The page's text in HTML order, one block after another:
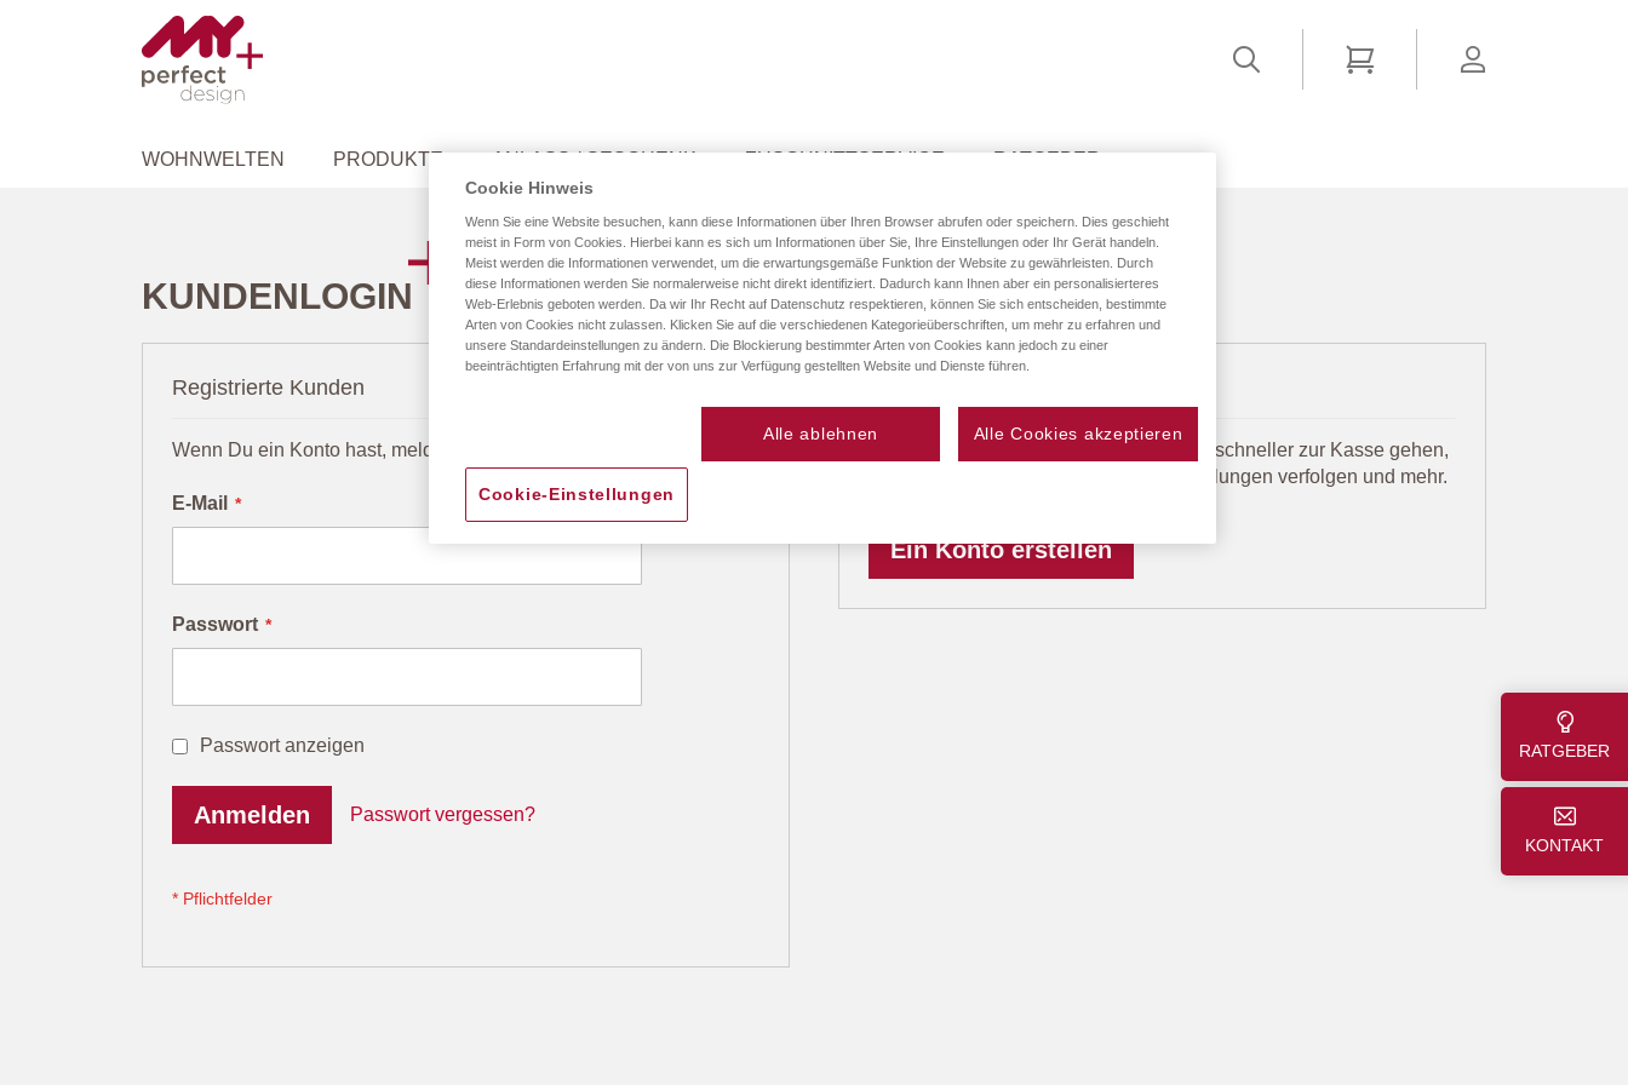
Mein Warenkorb
WOHNWELTEN PRODUKTE ANLASS / GESCHENK ZUSCHNITTSERVICE RATGEBER
KUNDENLOGIN
Registrierte Kunden
Wenn Du ein Konto hast, melde Dich mit Deiner E-Mail-Adresse an.
E-Mail
Passwort
Passwort anzeigen
Anmelden Passwort vergessen?
Ein Konto zu erstellen hat viele Vorteile: schneller zur Kasse gehen,
mehr als eine Adresse speichern, Bestellungen verfolgen und mehr.
Ein Konto erstellen
RATGEBER
KONTAKT
Cookie Hinweis
Wenn Sie eine Website besuchen, kann diese Informationen über Ihren Browser abrufen oder speichern. Dies geschieht
meist in Form von Cookies. Hierbei kann es sich um Informationen über Sie, Ihre Einstellungen oder Ihr Gerät handeln.
Meist werden die Informationen verwendet, um die erwartungsgemäße Funktion der Website zu gewährleisten. Durch
diese Informationen werden Sie normalerweise nicht direkt identifiziert. Dadurch kann Ihnen aber ein personalisierteres
Web-Erlebnis geboten werden. Da wir Ihr Recht auf Datenschutz respektieren, können Sie sich entscheiden, bestimmte
Arten von Cookies nicht zulassen. Klicken Sie auf die verschiedenen Kategorieüberschriften, um mehr zu erfahren und
unsere Standardeinstellungen zu ändern. Die Blockierung bestimmter Arten von Cookies kann jedoch zu einer
beeinträchtigten Erfahrung mit der von uns zur Verfügung gestellten Website und Dienste führen.
Alle ablehnen Alle Cookies akzeptieren
Cookie-Einstellungen